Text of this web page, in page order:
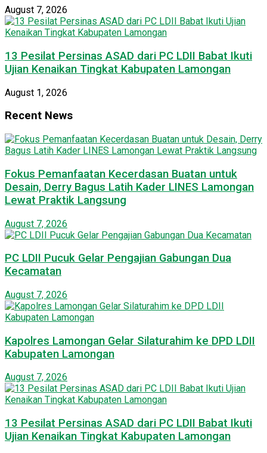
August 7, 2026
13 Pesilat Persinas ASAD dari PC LDII Babat Ikuti
Ujian Kenaikan Tingkat Kabupaten Lamongan
August 1, 2026
Recent News
Fokus Pemanfaatan Kecerdasan Buatan untuk
Desain, Derry Bagus Latih Kader LINES Lamongan
Lewat Praktik Langsung
August 7, 2026
PC LDII Pucuk Gelar Pengajian Gabungan Dua
Kecamatan
August 7, 2026
Kapolres Lamongan Gelar Silaturahim ke DPD LDII
Kabupaten Lamongan
August 7, 2026
13 Pesilat Persinas ASAD dari PC LDII Babat Ikuti
Ujian Kenaikan Tingkat Kabupaten Lamongan